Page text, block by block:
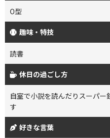
O型
趣味・特技
読書
休日の過ごし方
自室で小説を読んだりスーパ
す
好きな言葉